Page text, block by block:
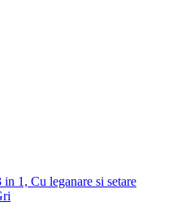
1, Cu leganare si setare